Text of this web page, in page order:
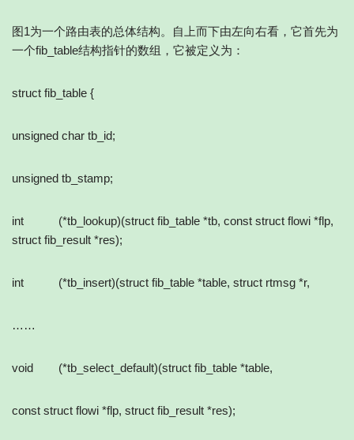
图1为一个路由表的总体结构。自上而下由左向右看，它首先为
一个fib_table结构指针的数组，它被定义为：
struct fib_table {
unsigned char tb_id;
unsigned tb_stamp;
int (*tb_lookup)(struct fib_table *tb, const struct flowi *flp,
struct fib_result *res);
int (*tb_insert)(struct fib_table *table, struct rtmsg *r,
……
void (*tb_select_default)(struct fib_table *table,
const struct flowi *flp, struct fib_result *res);